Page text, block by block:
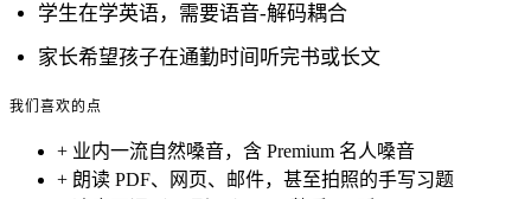
学生在学英语，需要语音-解码耦合
家长希望孩子在通勤时间听完书或长文
我们喜欢的点
+ 业内一流自然嗓音，含 Premium 名人嗓音
+ 朗读 PDF、网页、邮件，甚至拍照的手写习题